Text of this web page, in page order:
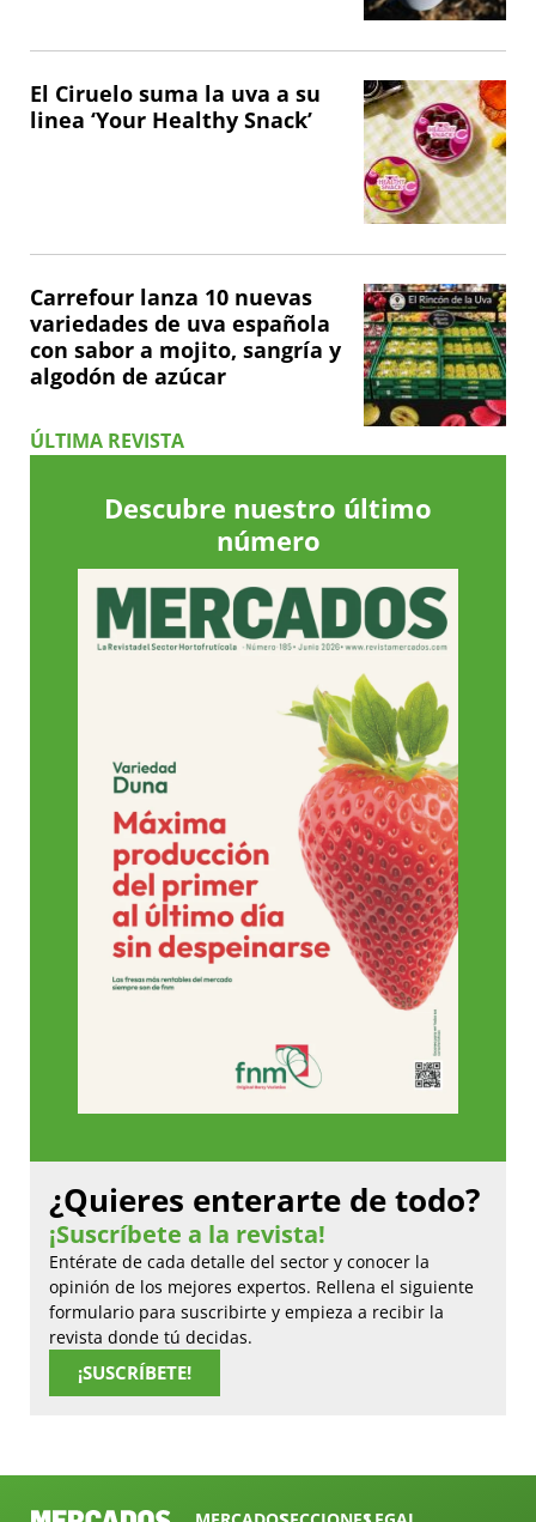
El Ciruelo suma la uva a su
linea ‘Your Healthy Snack’
Carrefour lanza 10 nuevas
variedades de uva española
con sabor a mojito, sangría y
algodón de azúcar
ÚLTIMA REVISTA
Descubre nuestro último
número
¿Quieres enterarte de todo?
¡Suscríbete a la revista!
Entérate de cada detalle del sector y conocer la
opinión de los mejores expertos. Rellena el siguiente
formulario para suscribirte y empieza a recibir la
revista donde tú decidas.
¡SUSCRÍBETE!